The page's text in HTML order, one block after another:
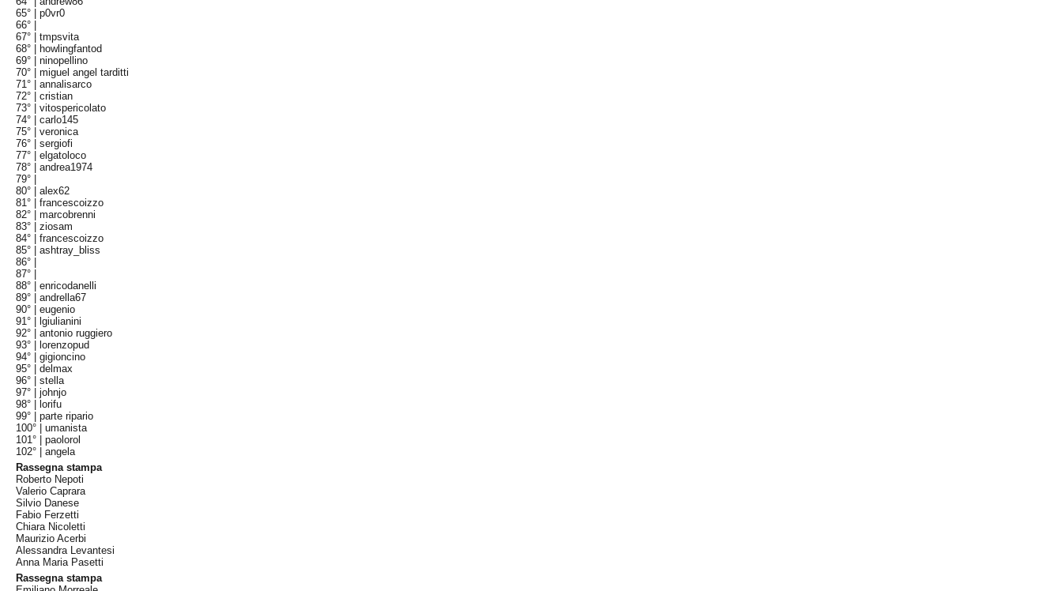
65° |p0vr0
66° |
67° |tmpsvita
68° |
howlingfantod
69° |ninopellino
70° |miguel angel tarditti
71° |annalisarco
72° |cristian
73° |vitospericolato
74° |carlo145
75° |veronica
76° |sergiofi
77° |elgatoloco
78° |andrea1974
79° |
80° |alex62
81° |francescoizzo
82° |marcobrenni
83° |ziosam
84° |francescoizzo
85° |ashtray_bliss
86° |
87° |
88° |enricodanelli
89° |andrella67
90° |eugenio
91° |
lgiulianini
92° |antonio ruggiero
93° |
lorenzopud
94° |gigioncino
95° |delmax
96° |stella
97° |johnjo
98° |
lorifu
99° |parte ripario
100° |umanista
101° |paolorol
102° |angela
Rassegna stampa
Roberto Nepoti
Valerio Caprara
Silvio Danese
Fabio Ferzetti
Chiara Nicoletti
Maurizio Acerbi
Alessandra Levantesi
Anna Maria Pasetti
Rassegna stampa